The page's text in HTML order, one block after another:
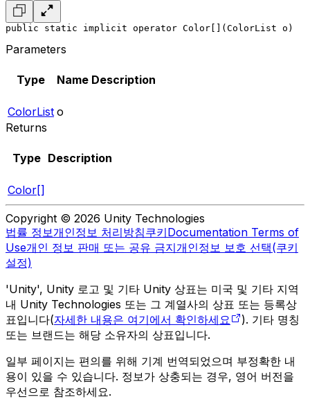
public static implicit operator Color[](ColorList o)
Parameters
Type Name Description
ColorList o
Returns
Type Description
Color[]
Copyright © 2026 Unity Technologies
법률 정보개인정보 처리방침쿠키Documentation Terms of
Use개인 정보 판매 또는 공유 금지개인정보 보호 선택(쿠키
설정)
'Unity', Unity 로고 및 기타 Unity 상표는 미국 및 기타 지역
내 Unity Technologies 또는 그 계열사의 상표 또는 등록상
표입니다(자세한 내용은 여기에서 확인하세요
). 기타 명칭
또는 브랜드는 해당 소유자의 상표입니다.
일부 페이지는 편의를 위해 기계 번역되었으며 부정확한 내
용이 있을 수 있습니다. 정보가 상충되는 경우, 영어 버전을
우선으로 참조하세요.